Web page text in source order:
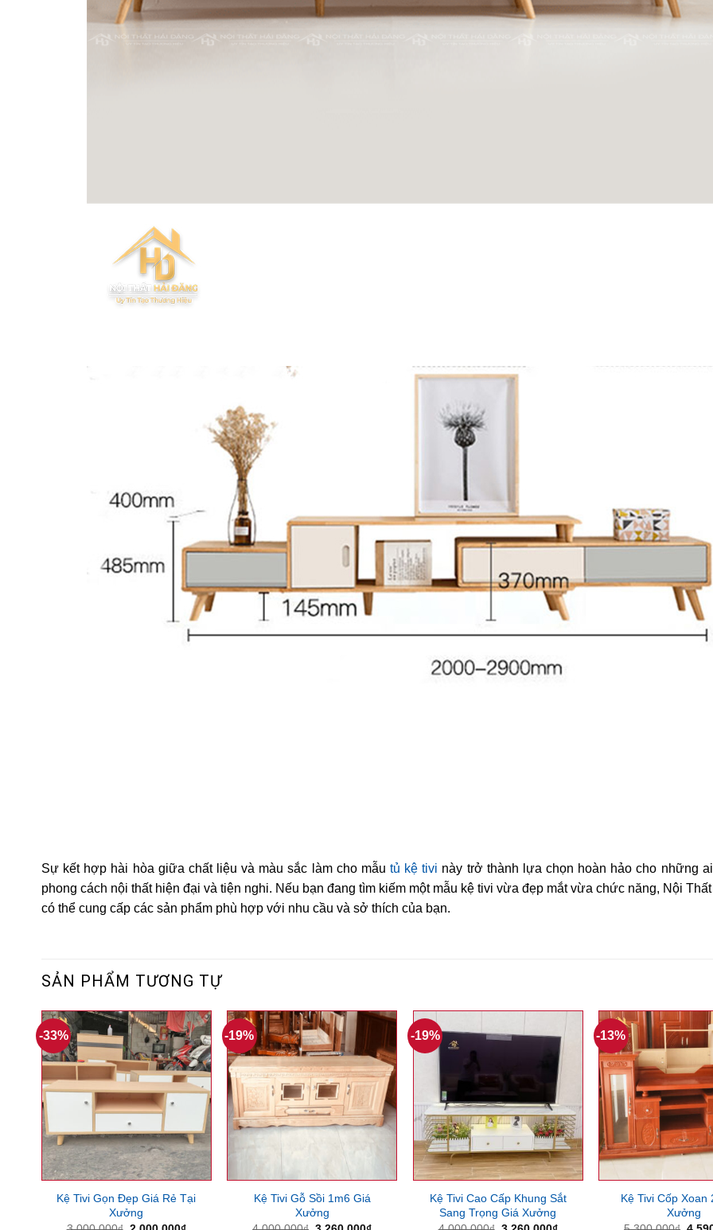
Sự kết hợp hài hòa giữa chất liệu và màu sắc làm cho mẫu tủ kệ tivi này trở thành lựa chọn hoàn hảo cho những
phong cách nội thất hiện đại và tiện nghi. Nếu bạn đang tìm kiếm một mẫu kệ tivi vừa đẹp mắt vừa chức năng, Nội
có thể cung cấp các sản phẩm phù hợp với nhu cầu và sở thích của bạn.
SẢN PHẨM TƯƠNG TỰ
-33%
Kệ Tivi Gọn Đẹp Giá Rẻ Tại
Xưởng
-19%
Kệ Tivi Gỗ Sồi 1m6 Giá
Xưởng
-19%
Kệ Tivi Cao Cấp Khung Sắt
Sang Trọng Giá Xưởng
-13%
Kệ Tivi Cốp Xoan
Xưởng